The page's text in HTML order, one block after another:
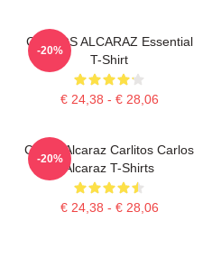
CARLOS ALCARAZ Essential
T-Shirt
€ 24,38 - € 28,06
-20%
Carlos Alcaraz Carlitos Carlos
Alcaraz T-Shirts
€ 24,38 - € 28,06
-20%